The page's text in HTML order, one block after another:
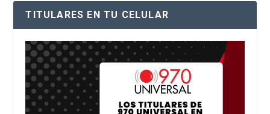
TITULARES EN TU CELULAR